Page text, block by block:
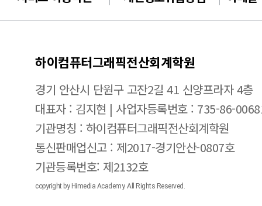
하이컴퓨터그래픽전산회계학원
경기 안산시 단원구 고잔2길 41 신양프라자 4층
대표자 : 김지현 | 사업자등록번호 : 735-86-
기관명칭 : 하이컴퓨터그래픽전산회계학원
통신판매업신고 : 제2017-경기안산-0807호
기관등록번호: 제2132호
copyright by Himedia Academy. All Rights Reserved.